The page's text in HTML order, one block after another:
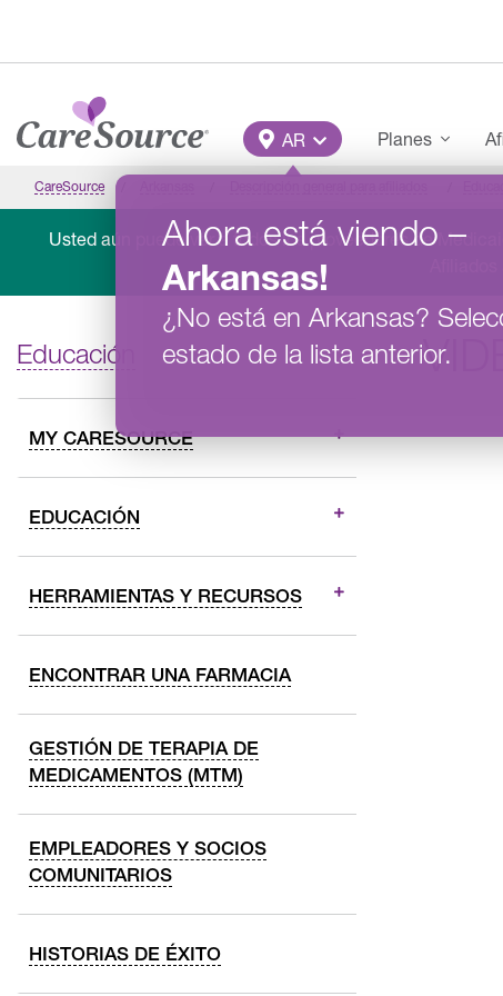
Main Menu
AR
Ahora está viendo –
Arkansas!
¿No está en Arkansas?
estado de la lista anterior.
Planes
CareSource
Usted aún puede ver a todos los proveedores de
Educación
MY CARESOURCE
EDUCACIÓN
HERRAMIENTAS Y RECURSOS
ENCONTRAR UNA FARMACIA
GESTIÓN DE TERAPIA DE
MEDICAMENTOS (MTM)
EMPLEADORES Y SOCIOS
COMUNITARIOS
HISTORIAS DE ÉXITO